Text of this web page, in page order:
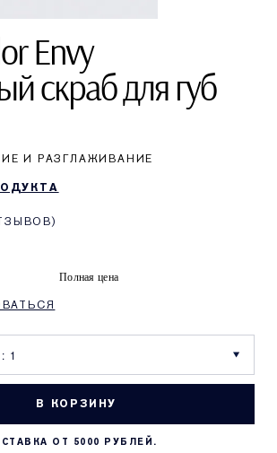
Envy
скраб для губ
И РАЗГЛАЖИВАНИЕ
Полная цена
В КОРЗИНУ
ОТ 5000 РУБЛЕЙ.